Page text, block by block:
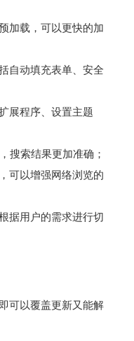
加载，可以更快的加
自动填充表单、安全
展程序、设置主题
搜索结果更加准确；
可以增强网络浏览的
据用户的需求进行切
可以覆盖更新又能解